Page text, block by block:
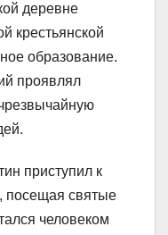
деревне
крестьянской
образование.
проявлял
приступил к
посещая святые
человеком